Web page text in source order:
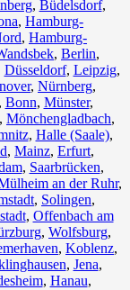
, Büdelsdorf,
, Hamburg-
, Hamburg-
, Berlin,
Düsseldorf, Leipzig,
, Nürnberg,
Bonn, Münster,
, Mönchengladbach,
, Halle (Saale),
, Mainz, Erfurt,
, Saarbrücken,
an der Ruhr,
, Solingen,
, Offenbach am
, Wolfsburg,
, Koblenz,
, Jena,
, Hanau,